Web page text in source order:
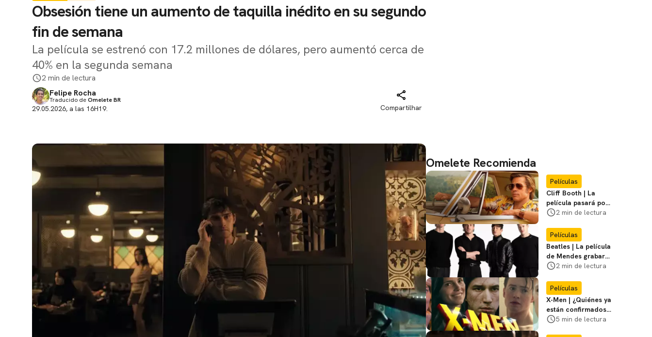
Obsesión tiene un aumento de taquilla inédito en su segundo
fin de semana
La película se estrenó con 17.2 millones de dólares, pero aumentó cerca de
40% en la segunda semana
2 min de lectura
Felipe Rocha
Traducido deOmelete BR
29.05.2026, a las 16H19. Compartilhar
Omelete Recomienda
Películas
Cliff Booth | La
película pasará por
nuevas filmaciones
2 min de lectura
Películas
Beatles | La película
de Mendes grabará
escenas en la
2 min de lectura
Películas
X-Men | ¿Quiénes ya
están confirmados
en la película de
5 min de lectura